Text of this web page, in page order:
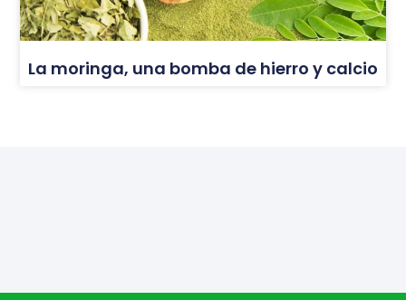
La moringa, una bomba de hierro y calcio